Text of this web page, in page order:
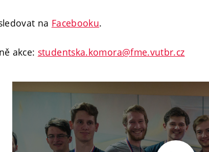
na Facebooku.
akce: studentska.komora@fme.vutbr.cz